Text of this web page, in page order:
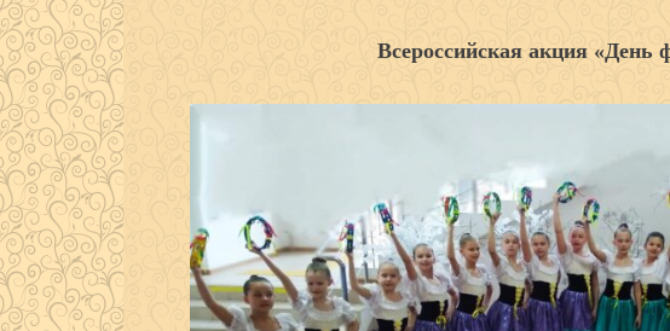
Всероссийская акция «День